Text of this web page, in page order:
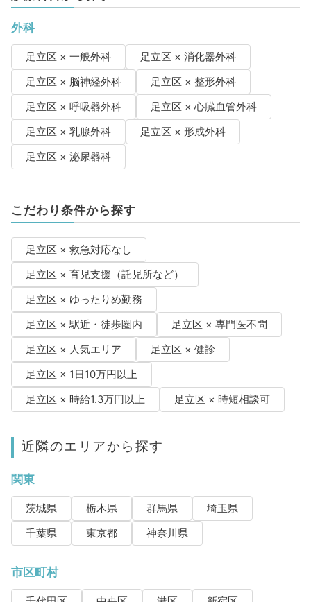
外科
足立区 × 一般外科
足立区 × 消化器外科
足立区 × 脳神経外科
足立区 × 整形外科
足立区 × 呼吸器外科
足立区 × 心臓血管外科
足立区 × 乳腺外科
足立区 × 形成外科
足立区 × 泌尿器科
こだわり条件から探す
足立区 × 救急対応なし
足立区 × 育児支援（託児所など）
足立区 × ゆったりめ勤務
足立区 × 駅近・徒歩圏内
足立区 × 専門医不問
足立区 × 人気エリア
足立区 × 健診
足立区 × 1日10万円以上
足立区 × 時給1.3万円以上
足立区 × 時短相談可
近隣のエリアから探す
関東
茨城県 栃木県 群馬県
埼玉県
千葉県
東京都 神奈川県
市区町村